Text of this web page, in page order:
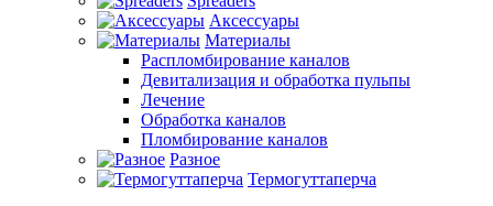
Аксессуары
Материалы
Распломбирование каналов
Девитализация и обработка пульпы
Лечение
Обработка каналов
Пломбирование каналов
Разное
Термогуттаперча